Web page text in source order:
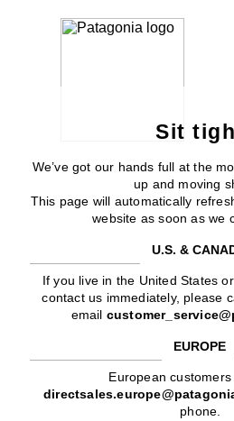
Sit
We’ve got our hands full at the
up and moving
This page will automatically
website as soon as we
U.S. &
If you live in the United States
contact us immediately, please
email
EUROPE
European
phone.